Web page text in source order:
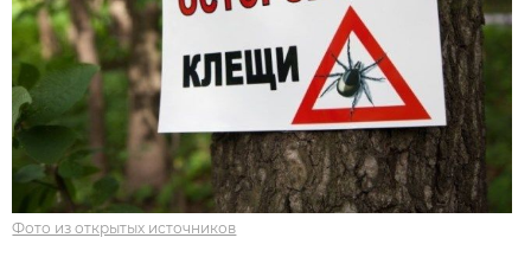
Фото из открытых источников